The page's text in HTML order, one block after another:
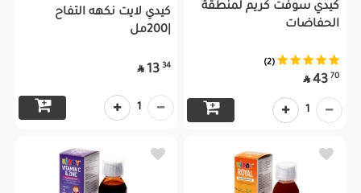
كيدي سوفت كريم لمنطقة
الحفاضات
(2)
70
43

1
كيدي لايت نكهه التفاح
34
13

1